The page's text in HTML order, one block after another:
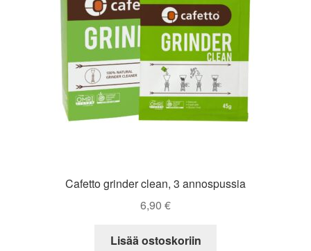
Cafetto grinder clean, 3 annospussia
6,90 €
Lisää ostoskoriin